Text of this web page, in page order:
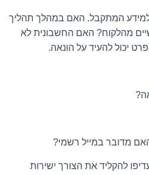
המתקבל. האם במהלך תהליך
מהלקוח? האם החשבונית לא
יכול להעיד על הונאה.
מדובר במייל רשמי?
להקליד את הצורך ישירות